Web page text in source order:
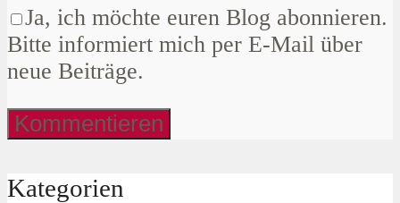
Ja, ich möchte euren Blog abonnieren.
Bitte informiert mich per E-Mail über
neue Beiträge.
Kategorien